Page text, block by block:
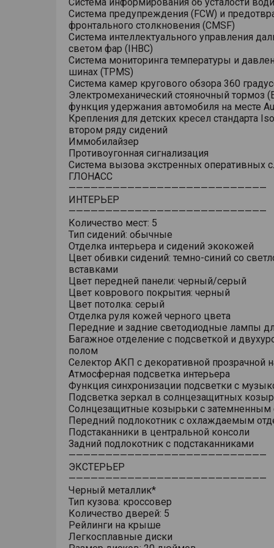
Система предупреждения (FCW) и
фронтального столкновения (CMSF)
Система интеллектуального управления
светом фар (IHBC)
Система мониторинга температуры и
шинах (TPMS)
Система камер кругового обзора 360
Электромеханический стояночный тормоз
функция удержания автомобиля на месте
Крепления для детских кресел стандарта
втором ряду сидений
Иммобилайзер
Противоугонная сигнализация
Система вызова экстренных оперативных
ГЛОНАСС
———————————————————————————
ИНТЕРЬЕР
———————————————————————————
Количество мест: 5
Тип сидений: обычные
Отделка интерьера и сидений экокожей
Цвет обивки сидений: темно-синий со
вставками
Цвет передней панели: черный/серый
Цвет коврового покрытия: черный
Цвет потолка: серый
Отделка руля кожей черного цвета
Передние и задние светодиодные лампы
Багажное отделение с подсветкой и
полом
Селектор АКП с декоративной прозрачной
Атмосферная подсветка интерьера
Функция синхронизации подсветки с
Подсветка зеркал в солнцезащитных
Солнцезащитные козырьки с затемненным
Передний подлокотник с охлаждаемым
Подстаканники в центральной консоли
Задний подлокотник с подстаканниками
———————————————————————————
ЭКСТЕРЬЕР
———————————————————————————
Черный металлик*
Тип кузова: кроссовер
Количество дверей: 5
Рейлинги на крыше
Легкосплавные диски